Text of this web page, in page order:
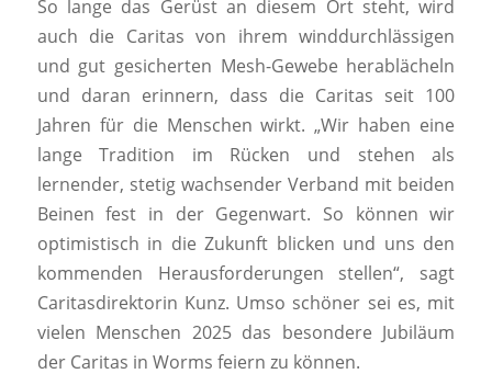
So lange das Gerüst an diesem Ort steht, wird
auch die Caritas von ihrem winddurchlässigen
und gut gesicherten Mesh-Gewebe herablächeln
und daran erinnern, dass die Caritas seit 100
Jahren für die Menschen wirkt. „Wir haben eine
lange Tradition im Rücken und stehen als
lernender, stetig wachsender Verband mit beiden
Beinen fest in der Gegenwart. So können wir
optimistisch in die Zukunft blicken und uns den
kommenden Herausforderungen stellen“, sagt
Caritasdirektorin Kunz. Umso schöner sei es, mit
vielen Menschen 2025 das besondere Jubiläum
der Caritas in Worms feiern zu können.